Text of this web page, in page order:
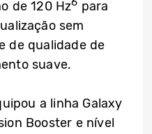
de 120 Hz
para
sem
de qualidade de
suave.
a linha Galaxy
Booster e nível